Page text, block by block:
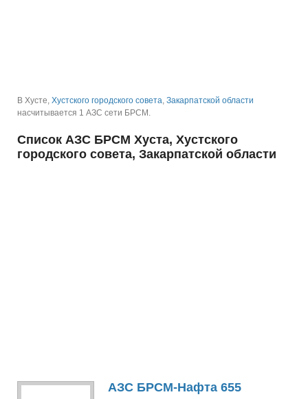
В Хусте, Хустского городского совета, Закарпатской области
насчитывается 1 АЗС сети БРСМ.
Список АЗС БРСМ Хуста, Хустского
городского совета, Закарпатской области
АЗС БРСМ-Нафта 655